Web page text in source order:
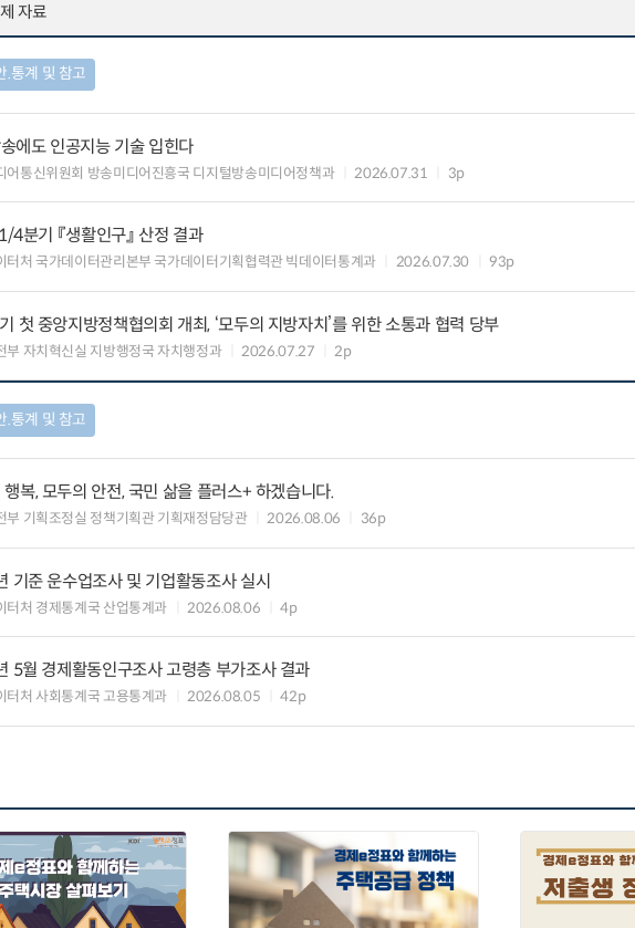
자료
.통계 및 참고
에도 인공지능 기술 입힌다
어통신위원회 방송미디어진흥국 디지털방송미디어정책과 2026.07.31 3p
4분기 『생활인구』 산정 결과
터처 국가데이터관리본부 국가데이터기획협력관 빅데이터통계과 2026.07.30 93p
첫 중앙지방정책협의회 개최, ‘모두의 지방자치’를 위한 소통과 협력 당부
부 자치혁신실 지방행정국 자치행정과 2026.07.27 2p
.통계 및 참고
행복, 모두의 안전, 국민 삶을 플러스+ 하겠습니다.
부 기획조정실 정책기획관 기획재정담당관 2026.08.06 36p
기준 운수업조사 및 기업활동조사 실시
터처 경제통계국 산업통계과 2026.08.06 4p
5월 경제활동인구조사 고령층 부가조사 결과
터처 사회통계국 고용통계과 2026.08.05 42p